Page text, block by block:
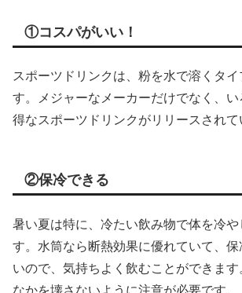
①コスパがいい！
スポーツドリンクは、粉を水で溶くタ
す。メジャーなメーカーだけでなく、
得なスポーツドリンクがリリースされて
②保冷できる
暑い夏は特に、冷たい飲み物で体を冷や
す。水筒なら断熱効果に優れていて、
いので、気持ちよく飲むことができま
なかを壊さないように注意が必要です。